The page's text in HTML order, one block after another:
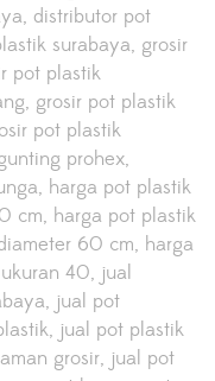
distributor pot
surabaya grosir
pot plastik
grosir pot plastik
pot plastik
prohex
harga pot plastik
cm harga pot plastik
60 cm harga
40 jual
jual pot
jual pot plastik
grosir jual pot